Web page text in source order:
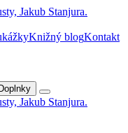
Knižný blogKontakt
Doplnky